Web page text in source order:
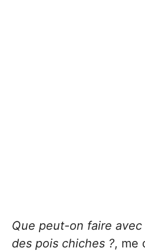
Que peut-on faire
des pois chiches ?, me